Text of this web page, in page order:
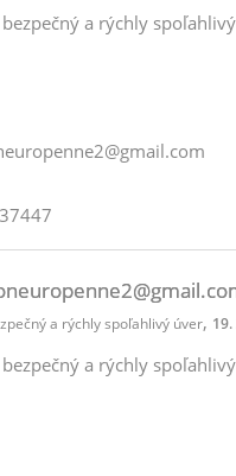
a rýchly
a rýchly spoľahlivý úver,
a rýchly